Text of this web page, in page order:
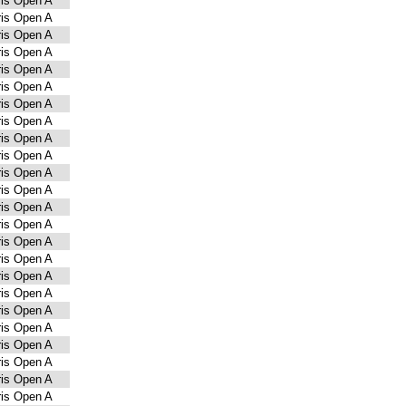
Open A
Open A
Open A
Open A
Open A
Open A
Open A
Open A
Open A
Open A
Open A
Open A
Open A
Open A
Open A
Open A
Open A
Open A
Open A
Open A
Open A
Open A
Open A